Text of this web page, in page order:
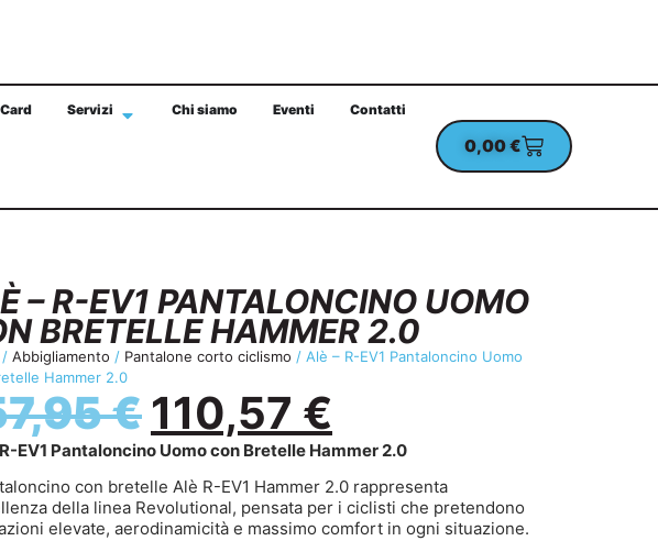
CHECKOUT
0,00€
Servizi Chi siamo Eventi Contatti
– R-EV1 PANTALONCINO UOMO
BRETELLE HAMMER 2.0
/ Abbigliamento / Pantalone corto ciclismo / Alè – R-EV1 Pantaloncino Uomo
Hammer 2.0
€ 110,57 €
EV1 Pantaloncino Uomo con Bretelle Hammer 2.0
con bretelle Alè R-EV1 Hammer 2.0 rappresenta
della linea Revolutional, pensata per i ciclisti che pretendono
elevate, aerodinamicità e massimo comfort in ogni situazione.